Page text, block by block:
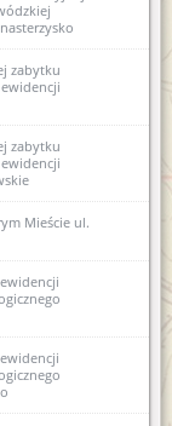
zabytku
zabytku
Mieście ul.